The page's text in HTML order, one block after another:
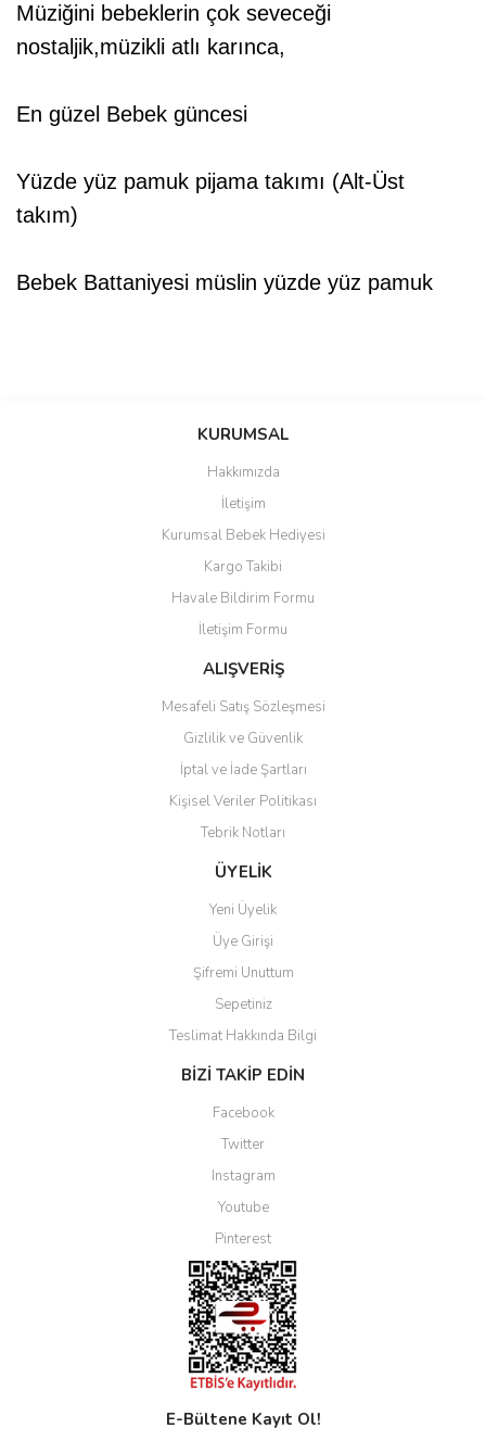
Müziğini bebeklerin çok seveceği
nostaljik,müzikli atlı karınca,
En güzel Bebek güncesi
Yüzde yüz pamuk pijama takımı (Alt-Üst
takım)
Bebek Battaniyesi müslin yüzde yüz pamuk
Bu ürüne ilk yorumu siz yapın!
Yorum Yaz
Ürün resmi kalitesiz, bozuk veya görüntülenemiyor.
Ürün açıklamasında eksik bilgiler bulunuyor.
Ürün bilgilerinde hatalar bulunuyor.
Ürün fiyatı diğer sitelerden daha pahalı.
Bu ürüne benzer farklı alternatifler olmalı.
Gönder
KURUMSAL
Hakkımızda
İletişim
Kurumsal Bebek Hediyesi
Kargo Takibi
Havale Bildirim Formu
İletişim Formu
ALIŞVERİŞ
Mesafeli Satış Sözleşmesi
Gizlilik ve Güvenlik
İptal ve İade Şartları
Kişisel Veriler Politikası
Tebrik Notları
ÜYELİK
Yeni Üyelik
Üye Girişi
Şifremi Unuttum
Sepetiniz
Teslimat Hakkında Bilgi
BİZİ TAKİP EDİN
Facebook
Twitter
Instagram
Youtube
Pinterest
E-Bültene Kayıt Ol!